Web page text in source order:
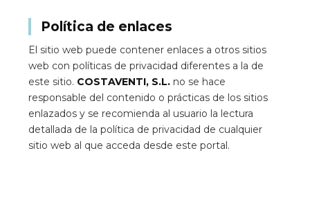
Política de enlaces
El sitio web puede contener enlaces a otros sitios
web con políticas de privacidad diferentes a la de
este sitio. COSTAVENTI, S.L. no se hace
responsable del contenido o prácticas de los sitios
enlazados y se recomienda al usuario la lectura
detallada de la política de privacidad de cualquier
sitio web al que acceda desde este portal.